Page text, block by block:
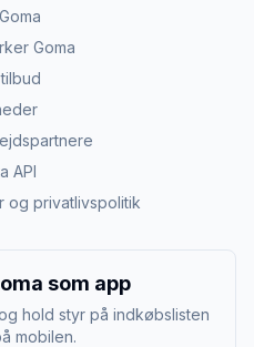
Goma
API
og privatlivspolitik
som app
hold styr på indkøbslisten
mobilen.